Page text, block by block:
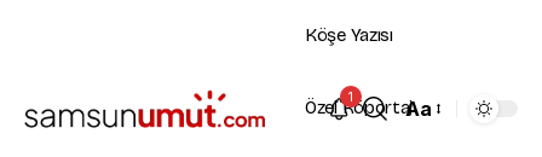
Köşe Yazısı
Özel Röportaj
1 Aa